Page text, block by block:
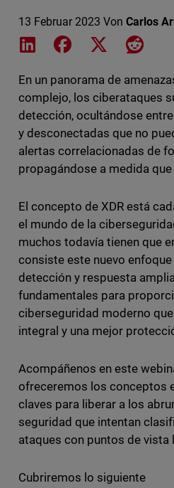
13 Februar 2023 Von Carlos
Share on LinkedIn
Share on Facebook
Share on XShare
En un panorama de
complejo, los ciberataques
detección, ocultándose
y desconectadas que no
alertas correlacionadas de
propagándose a medida
El concepto de XDR está
el mundo de la
muchos todavía tienen que
consiste este nuevo
detección y respuesta
fundamentales para
ciberseguridad moderno
integral y una mejor
Acompáñenos en este
ofreceremos los conceptos
claves para liberar a los
seguridad que intentan
ataques con puntos de
Cubriremos lo siguiente